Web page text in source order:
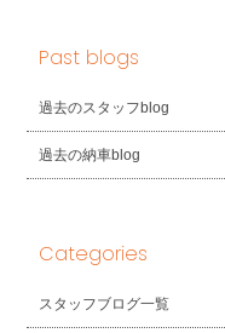
Past blogs
過去のスタッフblog
過去の納車blog
Categories
スタッフブログ一覧